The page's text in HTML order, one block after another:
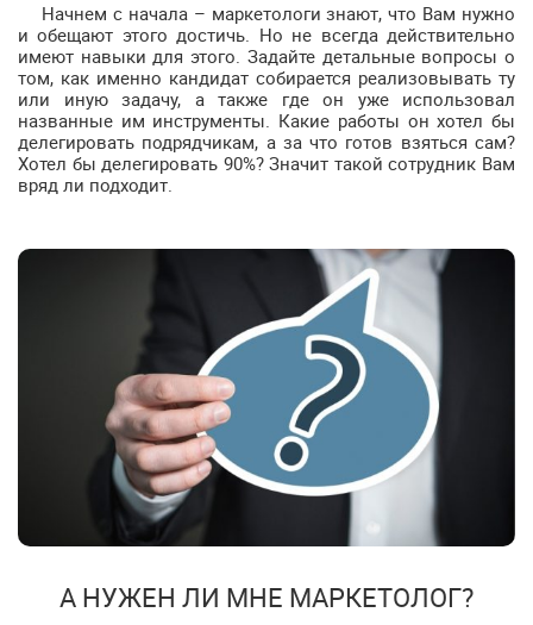
Начнем с начала – маркетологи знают, что Вам нужно
и обещают этого достичь. Но не всегда действительно
имеют навыки для этого. Задайте детальные вопросы о
том, как именно кандидат собирается реализовывать ту
или иную задачу, а также где он уже использовал
названные им инструменты. Какие работы он хотел бы
делегировать подрядчикам, а за что готов взяться сам?
Хотел бы делегировать 90%? Значит такой сотрудник Вам
вряд ли подходит.
А НУЖЕН ЛИ МНЕ МАРКЕТОЛОГ?